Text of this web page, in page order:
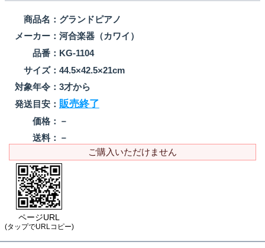
商品名： グランドピアノ
メーカー： 河合楽器（カワイ）
品番： KG-1104
サイズ： 44.5×42.5×21cm
対象年令： 3才から
発送目安： 販売終了
価格： －
送料： －
ご購入いただけません
ページURL
(タップでURLコピー)